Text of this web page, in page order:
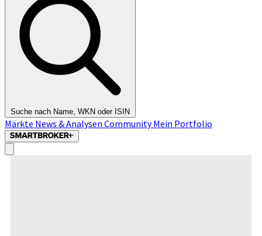
Suche nach Name, WKN oder ISIN
Märkte News & Analysen CommunityMein Portfolio